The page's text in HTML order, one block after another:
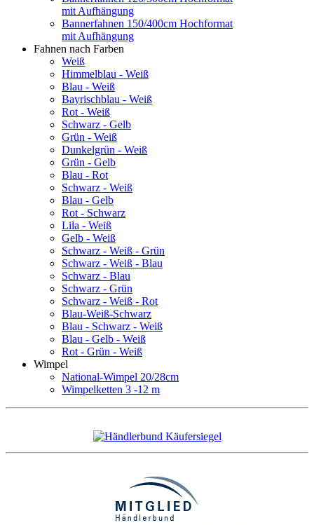
mit Aufhängung
Bannerfahnen 150/400cm Hochformat
mit Aufhängung
Fahnen nach Farben
Weiß
Himmelblau - Weiß
Blau - Weiß
Bayrischblau - Weiß
Rot - Weiß
Schwarz - Gelb
Grün - Weiß
Dunkelgrün - Weiß
Grün - Gelb
Blau - Rot
Schwarz - Weiß
Blau - Gelb
Rot - Schwarz
Lila - Weiß
Gelb - Weiß
Schwarz - Weiß - Grün
Schwarz - Weiß - Blau
Schwarz - Blau
Schwarz - Grün
Schwarz - Weiß - Rot
Blau-Weiß-Schwarz
Blau - Schwarz - Weiß
Blau - Gelb - Weiß
Rot - Grün - Weiß
Wimpel
National-Wimpel 20/28cm
Wimpelketten 3 -12 m